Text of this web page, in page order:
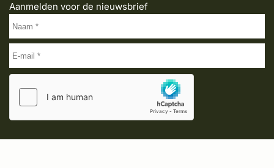
Aanmelden voor de nieuwsbrief